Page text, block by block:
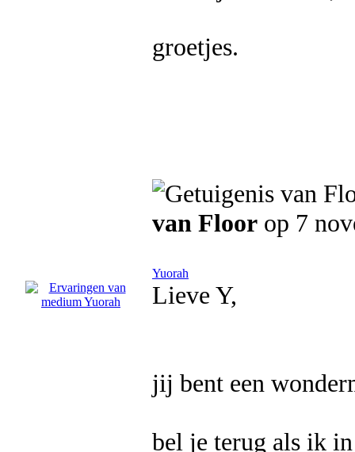
groetjes.
van Floor op 7
Yuorah
Lieve Y,
jij bent een
bel je terug als ik